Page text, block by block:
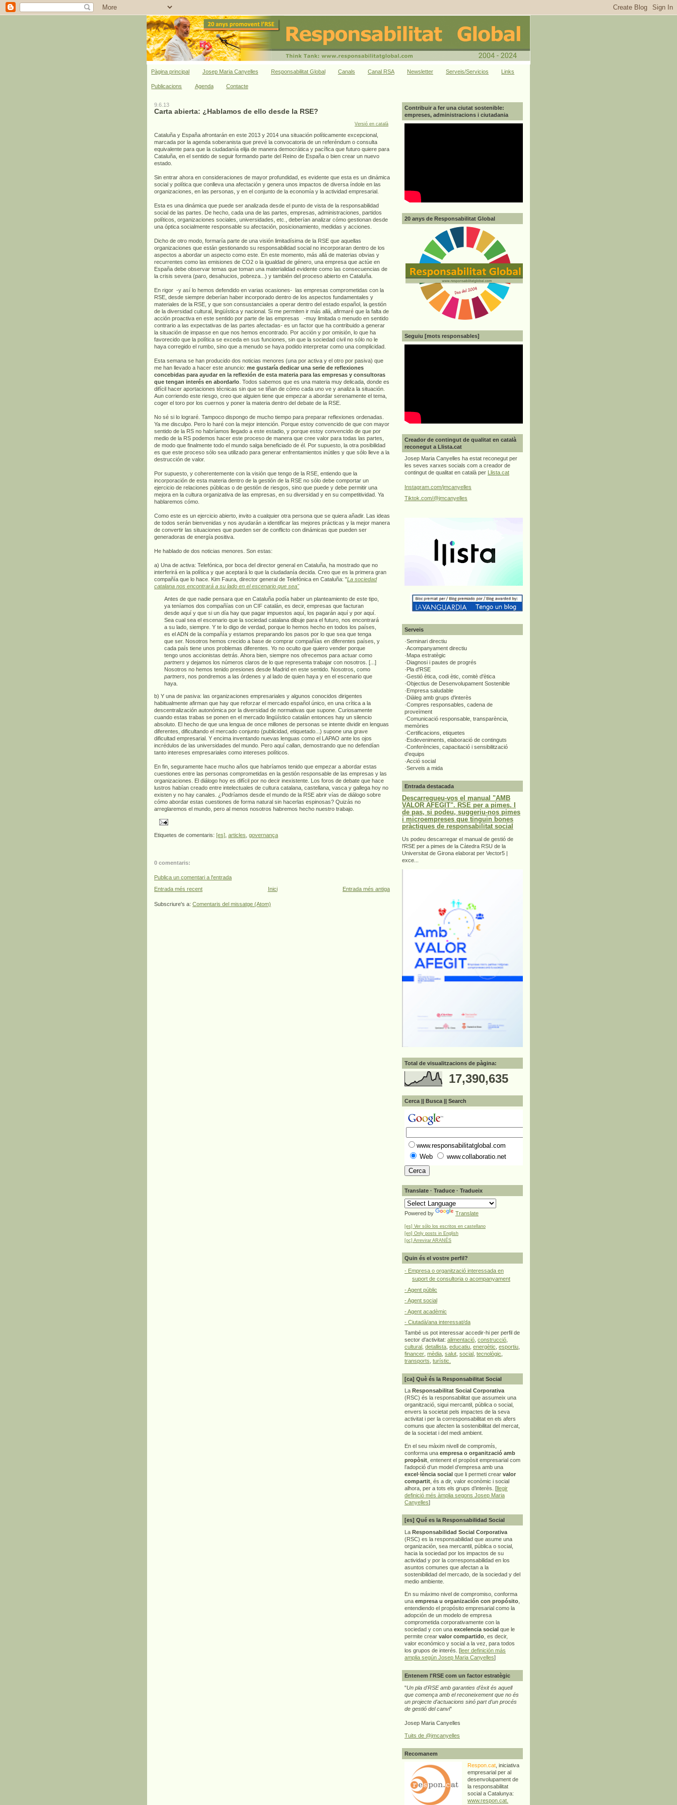
Pàgina principal Josep Maria Canyelles Responsabilitat Global Canals Canal RSA Newsletter Serveis/Servicios Links
Publicacions Agenda Contacte
9.6.13
Carta abierta: ¿Hablamos de ello desde la RSE?
Versió en català
Cataluña y España afrontarán en este 2013 y 2014 una situación políticamente excepcional,
marcada por la agenda soberanista que prevé la convocatoria de un referéndum o consulta
equivalente para que la ciudadanía elija de manera democrática y pacífica que futuro quiere para
Cataluña, en el sentido de seguir formando parte del Reino de España o bien crear un nuevo
estado.
Sin entrar ahora en consideraciones de mayor profundidad, es evidente que esta es un dinámica
social y política que conlleva una afectación y genera unos impactos de diversa índole en las
organizaciones, en las personas, y en el conjunto de la economía y la actividad empresarial.
Esta es una dinámica que puede ser analizada desde el punto de vista de la responsabilidad
social de las partes. De hecho, cada una de las partes, empresas, administraciones, partidos
políticos, organizaciones sociales, universidades, etc., deberían analizar cómo gestionan desde
una óptica socialmente responsable su afectación, posicionamiento, medidas y acciones.
Dicho de otro modo, formaría parte de una visión limitadísima de la RSE que aquellas
organizaciones que están gestionando su responsabilidad social no incorporaran dentro de los
aspectos a abordar un aspecto como este. En este momento, más allá de materias obvias y
recurrentes como las emisiones de CO2 o la igualdad de género, una empresa que actúe en
España debe observar temas que toman una materialidad evidente como las consecuencias de
la crisis severa (paro, desahucios, pobreza...) y también del proceso abierto en Cataluña.
En rigor -y así lo hemos defendido en varias ocasiones- las empresas comprometidas con la
RSE, desde siempre deberían haber incorporado dentro de los aspectos fundamentales y
materiales de la RSE, y que son consustanciales a operar dentro del estado español, la gestión
de la diversidad cultural, lingüística y nacional. Si me permiten ir más allá, afirmaré que la falta de
acción proactiva en este sentido por parte de las empresas -muy limitada o menudo en sentido
contrario a las expectativas de las partes afectadas- es un factor que ha contribuido a generar
la situación de impasse en que nos hemos encontrado. Por acción y por omisión, lo que ha
favorecido que la política se exceda en sus funciones, sin que la sociedad civil no sólo no le
haya corregido el rumbo, sino que a menudo se haya podido interpretar como una complicidad.
Esta semana se han producido dos noticias menores (una por activa y el otro por pasiva) que
me han llevado a hacer este anuncio: me gustaría dedicar una serie de reflexiones
concebidas para ayudar en la reflexión de esta materia para las empresas y consultoras
que tengan interés en abordarlo . Todos sabemos que es una materia muy delicada, donde es
difícil hacer aportaciones técnicas sin que se tiñan de cómo cada uno ve y analiza la situación.
Aun corriendo este riesgo, creo que alguien tiene que empezar a abordar serenamente el tema,
coger el toro por los cuernos y poner la materia dentro del debate de la RSE.
No sé si lo lograré. Tampoco dispongo de mucho tiempo para preparar reflexiones ordenadas.
Ya me disculpo. Pero lo haré con la mejor intención. Porque estoy convencido de que con mayor
sentido de la RS no habríamos llegado a este estadio, y porque estoy convencido de que por
medio de la RS podemos hacer este proceso de manera que cree valor para todas las partes,
de modo que finalmente todo el mundo salga beneficiado de él. Por supuesto, la otra posibilidad
es que este proceso sólo sea utilizado para generar enfrentamientos inútiles y que sólo lleve a la
destrucción de valor.
Por supuesto, y coherentemente con la visión que tengo de la RSE, entiendo que la
incorporación de esta materia dentro de la gestión de la RSE no sólo debe comportar un
ejercicio de relaciones públicas o de gestión de riesgos, sino que puede y debe permitir una
mejora en la cultura organizativa de las empresas, en su diversidad y en su competitividad. Ya
hablaremos cómo.
Como este es un ejercicio abierto, invito a cualquier otra persona que se quiera añadir. Las ideas
de todos serán bienvenidas y nos ayudarán a identificar las mejores prácticas y la mejor manera
de convertir las situaciones que pueden ser de conflicto con dinámicas que pueden ser
generadoras de energía positiva.
He hablado de dos noticias menores. Son estas:
a) Una de activa: Telefónica, por boca del director general en Cataluña, ha mostrado que no
interferirá en la política y que aceptará lo que la ciudadanía decida. Creo que es la primera gran
compañía que lo hace. Kim Faura, director general de Telefónica en Cataluña: "La sociedad
catalana nos encontrará a su lado en el escenario que sea"
Antes de que nadie pensara que en Cataluña podía haber un planteamiento de este tipo,
ya teníamos dos compañías con un CIF catalán, es decir, empresas que facturan
desde aquí y que si un día hay que pagar impuestos aquí, los pagarán aquí y por aquí.
Sea cual sea el escenario que la sociedad catalana dibuje para el futuro, nos encontrará
a su lado, siempre. Y te lo digo de verdad, porque lo hemos hecho en todos los países,
es el ADN de la compañía y estamos preparando los pasos por lo que sea que tenga
que ser. Nosotros hemos crecido a base de comprar compañías en diferentes países, y
cada país tiene unos problemas diferentes. Yo no oculto que quiero vender porque
tengo unos accionistas detrás. Ahora bien, siempre nos ofrecemos para actuar como
partners y dejamos los números claros de lo que representa trabajar con nosotros. [...]
Nosotros no hemos tenido presiones desde Madrid en este sentido. Nosotros, como
partners , nos pondremos a las órdenes y al lado de quien haya y en el escenario que
haya.
b) Y una de pasiva: las organizaciones empresariales y algunos conocidos dirigentes
habitualmente afirman que hay que reforzar el mercado español único, en una crítica a la
descentralización autonómica por la diversidad de normativas que supone. Curiosamente
cuando estas trabas se ponen en el mercado lingüístico catalán entonces hay un silencio
absoluto. El hecho de que una lengua de once millones de personas se intente dividir en lenguas
diferentes, dificultando el mercado conjunto (publicidad, etiquetado...) supone una grave
dificultad empresarial. Y encima inventando nuevas lenguas como el LAPAO ante los ojos
incrédulos de las universidades del mundo. Pero aquí callan, demostrando que no defendían
tanto intereses empresariales como intereses políticos.
En fin, seguramente hace mucho años que habríamos tenido que empezar a abordar estas
cuestiones entre las personas comprometidas en la gestión responsable de las empresas y las
organizaciones. El diálogo hoy es difícil por no decir inexistente. Los foros de debate que hace
lustros habían creado entre intelectuales de cultura catalana, castellana, vasca y gallega hoy no
existen y no hay canales. ¿Podríamos desde el mundo de la RSE abrir vías de diálogo sobre
cómo abordar estas cuestiones de forma natural sin hacerlas espinosas? Quizás no
arreglaremos el mundo, pero al menos nosotros habremos hecho nuestro trabajo.
Etiquetes de comentaris: [es] articles governança
0 comentaris:
Publica un comentari a l'entrada
Entrada més recent
Entrada més antiga
Inici
Subscriure's a: Comentaris del missatge (Atom)
Contribuir a fer una ciutat sostenible:
empreses, administracions i ciutadania
20 anys de Responsabilitat Global
Seguiu [mots responsables]
Creador de contingut de qualitat en català
reconegut a Llista.cat
Josep Maria Canyelles ha estat reconegut per
les seves xarxes socials com a creador de
contingut de qualitat en català per
Llista.cat
Instagram.com/jmcanyelles
Tiktok.com/@jmcanyelles
Serveis
·Seminari directiu
·Acompanyament directiu
·Mapa estratègic
·Diagnosi i pautes de progrés
·Pla d'RSE
·Gestió ètica, codi ètic, comitè d'ètica
·Objectius de Desenvolupament Sostenible
·Empresa saludable
·Diàleg amb grups d'interès
·Compres responsables, cadena de
proveïment
·Comunicació responsable, transparència,
memòries
·Certificacions, etiquetes
·Esdeveniments, elaboració de continguts
·Conferències, capacitació i sensibilització
d'equips
·Acció social
·Serveis a mida
Entrada destacada
Descarregueu-vos el manual "AMB
VALOR AFEGIT". RSE per a pimes. I
de pas, si podeu, suggeriu-nos pimes
i microempreses que tinguin bones
pràctiques de responsabilitat social
Us podeu descarregar el manual de gestió de
l'RSE per a pimes de la Càtedra RSU de la
Universitat de Girona elaborat per Vector5 |
exce...
Total de visualitzacions de pàgina:
17,390,635
Cerca || Busca || Search
www.responsabilitatglobal.com
Web
www.collaboratio.net
Translate · Traduce · Tradueix
Powered by Translate
[es] Ver sólo los escritos en castellano
[en] Only posts in English
[oc] Arrevirar ARANÉS
Quin és el vostre perfil?
- Empresa o organització interessada en
suport de consultoria o acompanyament
- Agent públic
- Agent social
- Agent acadèmic
- Ciutadà/ana interessat/da
També us pot interessar accedir-hi per perfil de
sector d'activitat: alimentació construcció
cultural detallista educatiu energètic esportiu
financer mèdia salut social tecnològic
transports turístic.
[ca] Què és la Responsabilitat Social
La Responsabilitat Social Corporativa
(RSC) és la responsabilitat que assumeix una
organització, sigui mercantil, pública o social,
envers la societat pels impactes de la seva
activitat i per la corresponsabilitat en els afers
comuns que afecten la sostenibilitat del mercat,
de la societat i del medi ambient.
En el seu màxim nivell de compromís,
conforma una empresa o organització amb
propòsit , entenent el propòsit empresarial com
l’adopció d’un model d’empresa amb una
excel·lència social que li permeti crear valor
compartit , és a dir, valor econòmic i social
alhora, per a tots els grups d’interès. [llegir
definició més àmplia segons Josep Maria
Canyelles]
[es] Qué es la Responsabilidad Social
La Responsabilidad Social Corporativa
(RSC) es la responsabilidad que asume una
organización, sea mercantil, pública o social,
hacia la sociedad por los impactos de su
actividad y por la corresponsabilidad en los
asuntos comunes que afectan a la
sostenibilidad del mercado, de la sociedad y del
medio ambiente.
En su máximo nivel de compromiso, conforma
una empresa u organización con propósito
entendiendo el propósito empresarial como la
adopción de un modelo de empresa
comprometida corporativamente con la
sociedad y con una excelencia social que le
permite crear valor compartido , es decir,
valor económico y social a la vez, para todos
los grupos de interés. [leer definición más
amplia según Josep Maria Canyelles]
Entenem l'RSE com un factor estratègic
"Un pla d'RSE amb garanties d'èxit és aquell
que comença amb el reconeixement que no és
un projecte d'actuacions sinó part d'un procés
de gestió del canvi"
Josep Maria Canyelles
Tuits de @jmcanyelles
Recomanem
Respon.cat , iniciativa
empresarial per al
desenvolupament de
la responsabilitat
social a Catalunya:
www.respon.cat.